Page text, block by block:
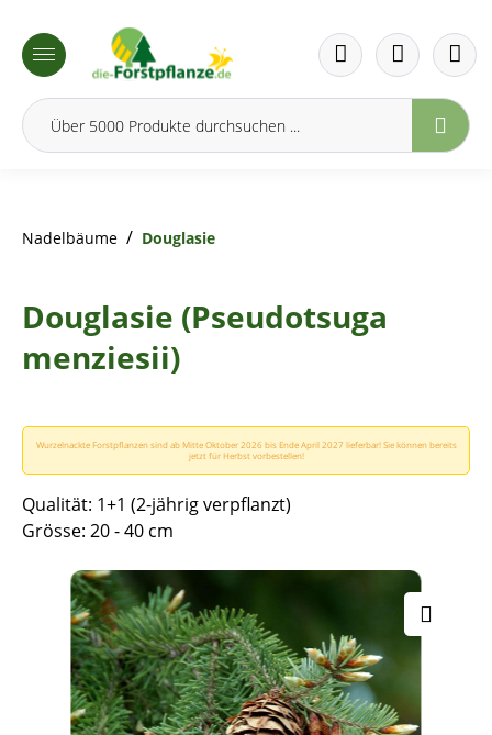
springen
Nadelbäume / Douglasie
Douglasie (Pseudotsuga
menziesii)
Wurzelnackte Forstpflanzen sind ab Mitte Oktober 2026 bis Ende April 2027 lieferbar! Sie können bereits
jetzt für Herbst vorbestellen!
Qualität: 1+1 (2-jährig verpflanzt)
Grösse: 20 - 40 cm